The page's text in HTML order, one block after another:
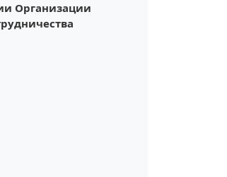
Организации